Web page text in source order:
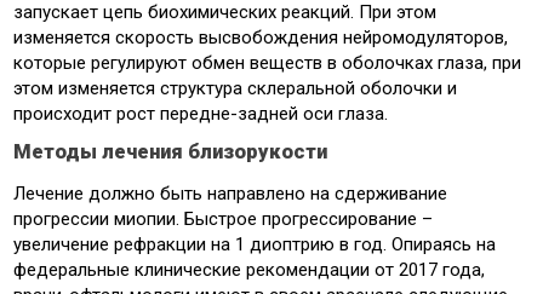
запускает цепь биохимических реакций. При этом
изменяется скорость высвобождения нейромодуляторов,
которые регулируют обмен веществ в оболочках глаза, при
этом изменяется структура склеральной оболочки и
происходит рост передне-задней оси глаза.
Методы лечения близорукости
Лечение должно быть направлено на сдерживание
прогрессии миопии. Быстрое прогрессирование –
увеличение рефракции на 1 диоптрию в год. Опираясь на
федеральные клинические рекомендации от 2017 года,